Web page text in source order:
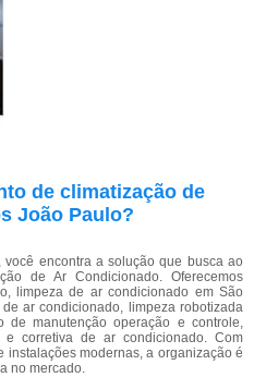
de climatização de
João Paulo?
você encontra a solução que busca ao
de Ar Condicionado. Oferecemos
limpeza de ar condicionado em São
ar condicionado, limpeza robotizada
manutenção operação e controle,
e corretiva de ar condicionado. Com
instalações modernas, a organização é
no mercado.